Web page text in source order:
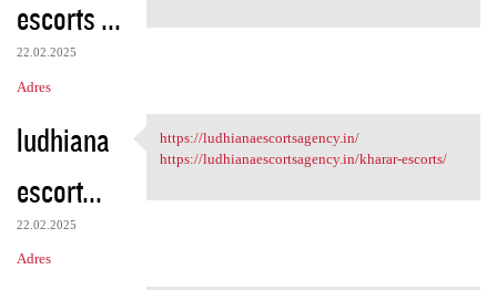
escorts ...
22.02.2025
Adres
ludhiana
escort...
22.02.2025
Adres
https://ludhianaescortsagency
https://ludhianaescortsagency.in/
https://ludhianaescortsagency.in/kharar-escorts/